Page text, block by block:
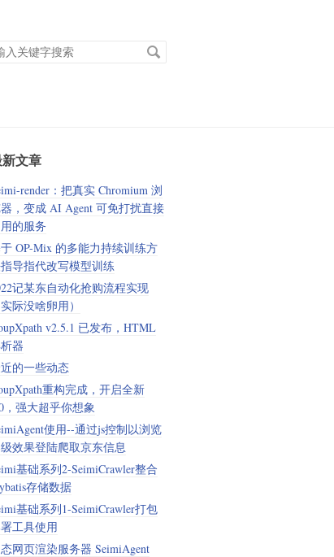
文章
render：把真实 Chromium 浏
，变成 AI Agent 可免打扰直接
的服务
OP-Mix 的多能力持续训练方
导指代改写模型训练
记某东自动化抢购流程实现
实际没啥卵用）
v2.5.1 已发布，HTML
器
的一些动态
重构完成，开启全新
，强大超乎你想象
使用--通过js控制以浏览
效果登陆爬取京东信息
基础系列2-SeimiCrawler整合
存储数据
基础系列1-SeimiCrawler打包
工具使用
网页渲染服务器 SeimiAgent